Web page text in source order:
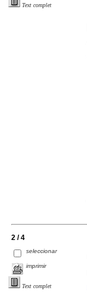
Text complet
2 / 4
seleccionar
imprimir
Text complet